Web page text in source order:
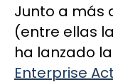
Junto a más
(entre ellas
ha lanzado la
Enterprise